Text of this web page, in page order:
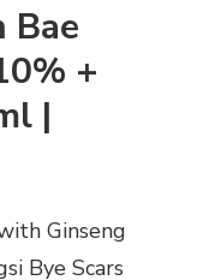
Bae
+
|
Ginseng
Bye Scars